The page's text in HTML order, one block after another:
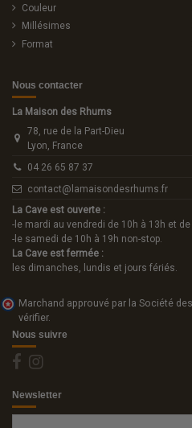
Couleur
Millésimes
Format
Nous contacter
La Maison des Rhums
78, rue de la Part-Dieu
Lyon, France
04 26 65 87 37
contact@lamaisondesrhums.fr
La Cave est ouverte :
-le mardi au vendredi de 10h à 13h et
-le samedi de 10h à 19h non-stop.
La Cave est fermée :
les dimanches, lundis et jours fériés.
Marchand approuvé par la Société
vérifier.
Nous suivre
Newsletter